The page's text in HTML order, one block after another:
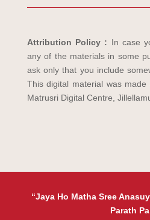
Attribution Policy : In case
any of the materials in some
ask only that you include
This digital material was
Matrusri Digital Centre,
“Jaya Ho Matha Sree
Parath